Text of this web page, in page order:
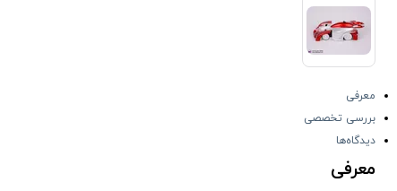
معرفی
بررسی تخصصی
دیدگاه‌ها
معرفی